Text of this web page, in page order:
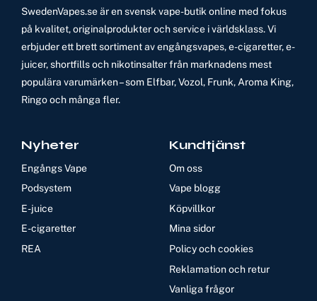
SwedenVapes.se är en svensk vape-butik online med fokus
på kvalitet, originalprodukter och service i världsklass. Vi
erbjuder ett brett sortiment av engångsvapes, e-cigaretter, e-
juicer, shortfills och nikotinsalter från marknadens mest
populära varumärken – som Elfbar, Vozol, Frunk, Aroma King,
Ringo och många fler.
Nyheter
Engångs Vape
Podsystem
E-juice
E-cigaretter
REA
Kundtjänst
Om oss
Vape blogg
Köpvillkor
Mina sidor
Policy och cookies
Reklamation och retur
Vanliga frågor